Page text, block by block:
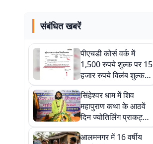
संबंधित खबरें
पीएचडी कोर्स वर्क में
1,500 रुपये शुल्क पर 15
हजार रुपये विलंब शुल्क
का विरोध, एआईएसएफ ने
कुलपति को लिखा पत्र
सिंहेश्वर धाम में शिव
महापुराण कथा के आठवें
दिन ज्योतिर्लिंग प्राकट्य
की कथा, सत्य और
विनम्रता का दिया संदेश
आलमनगर में 16 वर्षीय